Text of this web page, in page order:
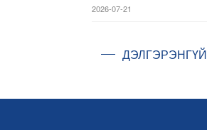
2026-07-21
ДЭЛГЭРЭНГҮЙ